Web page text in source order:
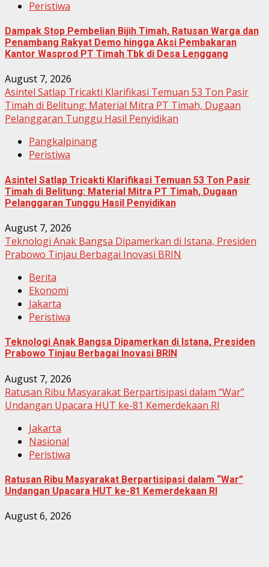
Peristiwa
Dampak Stop Pembelian Bijih Timah, Ratusan Warga dan
Penambang Rakyat Demo hingga Aksi Pembakaran
Kantor Wasprod PT Timah Tbk di Desa Lenggang
August 7, 2026
Asintel Satlap Tricakti Klarifikasi Temuan 53 Ton Pasir
Timah di Belitung: Material Mitra PT Timah, Dugaan
Pelanggaran Tunggu Hasil Penyidikan
Pangkalpinang
Peristiwa
Asintel Satlap Tricakti Klarifikasi Temuan 53 Ton Pasir
Timah di Belitung: Material Mitra PT Timah, Dugaan
Pelanggaran Tunggu Hasil Penyidikan
August 7, 2026
Teknologi Anak Bangsa Dipamerkan di Istana, Presiden
Prabowo Tinjau Berbagai Inovasi BRIN
Berita
Ekonomi
Jakarta
Peristiwa
Teknologi Anak Bangsa Dipamerkan di Istana, Presiden
Prabowo Tinjau Berbagai Inovasi BRIN
August 7, 2026
Ratusan Ribu Masyarakat Berpartisipasi dalam “War”
Undangan Upacara HUT ke-81 Kemerdekaan RI
Jakarta
Nasional
Peristiwa
Ratusan Ribu Masyarakat Berpartisipasi dalam “War”
Undangan Upacara HUT ke-81 Kemerdekaan RI
August 6, 2026